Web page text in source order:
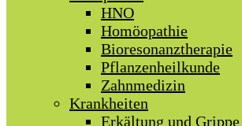
HNO
Homöopathie
Bioresonanztherapie
Pflanzenheilkunde
Zahnmedizin
Krankheiten
Erkältung und Grippe